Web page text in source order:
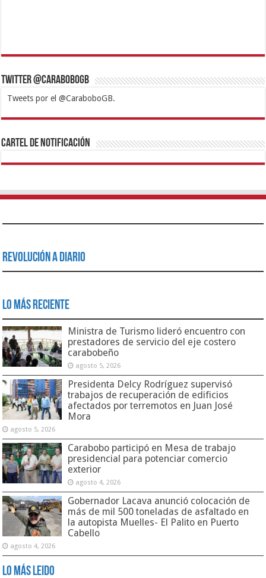
Twitter @CaraboboGB
Tweets por el @CaraboboGB.
1xbetBetturkeyBetistKralbetSupertotobetTipobetMatadorbetMariobet
https://mvbcasino.com/
Cartel de Notificación
Revolución a Diario
Lo Más Reciente
Ministra de Turismo lideró encuentro con
prestadores de servicio del eje costero
carabobeño
agosto 5, 2026
Presidenta Delcy Rodríguez supervisó
trabajos de recuperación de edificios
afectados por terremotos en Juan José
Mora
agosto 5, 2026
Carabobo participó en Mesa de trabajo
presidencial para potenciar comercio
exterior
agosto 4, 2026
Gobernador Lacava anunció colocación de
más de mil 500 toneladas de asfaltado en
la autopista Muelles- El Palito en Puerto
Cabello
agosto 4, 2026
Lo Más Leido